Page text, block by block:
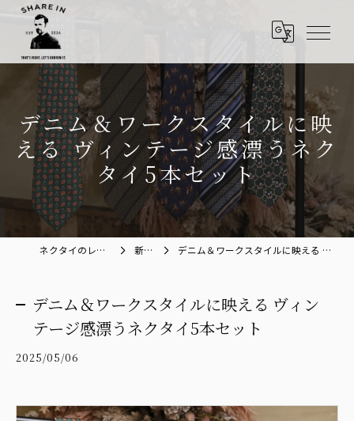
デニム＆ワークスタイルに映
える ヴィンテージ感漂うネク
タイ5本セット
ネクタイのレンタルならShare in 新着情報 デニム＆ワークスタイルに映える ヴィンテージ感漂うネクタイ5本セット
デニム＆ワークスタイルに映える ヴィン
テージ感漂うネクタイ5本セット
2025/05/06